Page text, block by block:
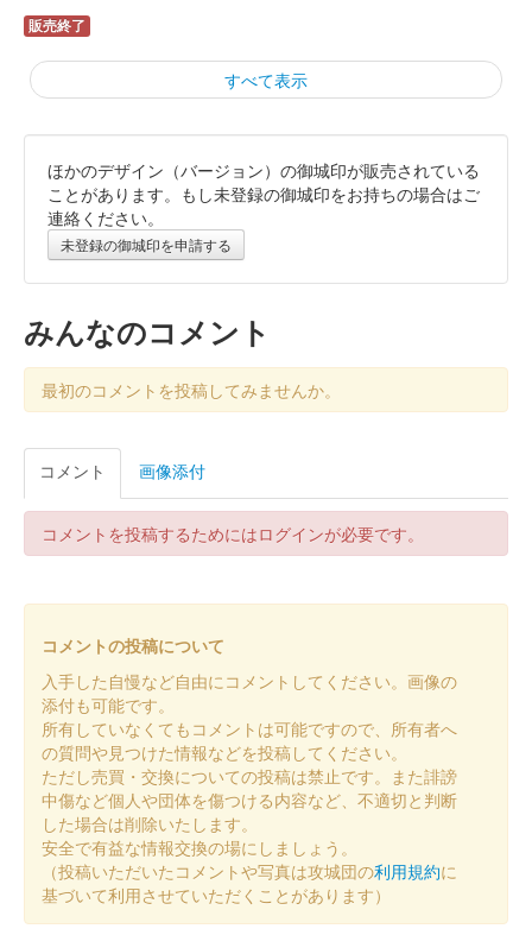
販売終了
すべて表示
鶴ヶ城（会津若松城） 登閣記念印章
会津若松印なし版
販売終了
会津若松城 御城印 特別版 お城EXPO in 松江
2025限定 左三つ巴
鶴ヶ城 御城印 特別版 お城EXPO in 松江 2025限定 左
販売終了
会津若松城 御城印 特別版 お城EXPO in 松江
2025限定 下がり藤
販売終了
鶴ヶ城 御城印 特別版 お城EXPO in 松江 2025限定 下
ほかのデザイン（バージョン）の御城印が販売されている
ことがあります。もし未登録の御城印をお持ちの場合はご
連絡ください。
未登録の御城印を申請する
みんなのコメント
最初のコメントを投稿してみませんか。
コメント 画像添付
コメントを投稿するためにはログインが必要です。
コメントの投稿について
入手した自慢など自由にコメントしてください。画像の
添付も可能です。
所有していなくてもコメントは可能ですので、所有者へ
の質問や見つけた情報などを投稿してください。
ただし売買・交換についての投稿は禁止です。また誹謗
中傷など個人や団体を傷つける内容など、不適切と判断
した場合は削除いたします。
安全で有益な情報交換の場にしましょう。
（投稿いただいたコメントや写真は攻城団の利用規約に
基づいて利用させていただくことがあります）